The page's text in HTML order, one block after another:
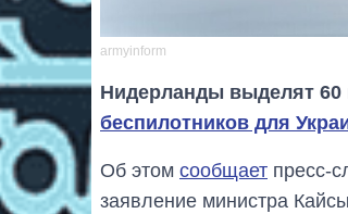
armyinform
Нидерланды выделят 60
беспилотников для
Об этом сообщает пресс-
заявление министра